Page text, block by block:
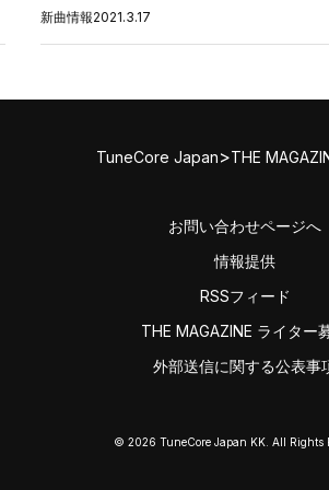
新曲情報2021.3.17
TuneCore Japan>THE
お問い合わせページへ
情報提供
RSSフィード
THE MAGAZINE ライター
外部送信に関する公表事
© 2026 TuneCore Japan KK. All Rights